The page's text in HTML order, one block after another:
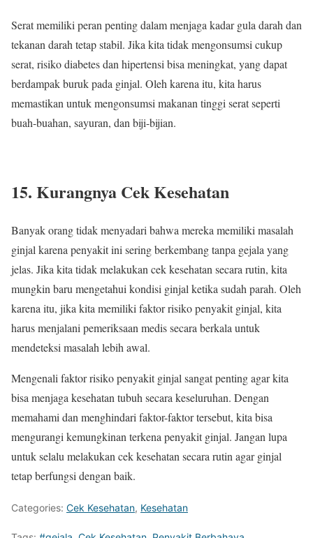
Serat memiliki peran penting dalam menjaga kadar gula darah dan
tekanan darah tetap stabil. Jika kita tidak mengonsumsi cukup
serat, risiko diabetes dan hipertensi bisa meningkat, yang dapat
berdampak buruk pada ginjal. Oleh karena itu, kita harus
memastikan untuk mengonsumsi makanan tinggi serat seperti
buah-buahan, sayuran, dan biji-bijian.
15. Kurangnya Cek Kesehatan
Banyak orang tidak menyadari bahwa mereka memiliki masalah
ginjal karena penyakit ini sering berkembang tanpa gejala yang
jelas. Jika kita tidak melakukan cek kesehatan secara rutin, kita
mungkin baru mengetahui kondisi ginjal ketika sudah parah. Oleh
karena itu, jika kita memiliki faktor risiko penyakit ginjal, kita
harus menjalani pemeriksaan medis secara berkala untuk
mendeteksi masalah lebih awal.
Mengenali faktor risiko penyakit ginjal sangat penting agar kita
bisa menjaga kesehatan tubuh secara keseluruhan. Dengan
memahami dan menghindari faktor-faktor tersebut, kita bisa
mengurangi kemungkinan terkena penyakit ginjal. Jangan lupa
untuk selalu melakukan cek kesehatan secara rutin agar ginjal
tetap berfungsi dengan baik.
Categories: Cek Kesehatan, Kesehatan